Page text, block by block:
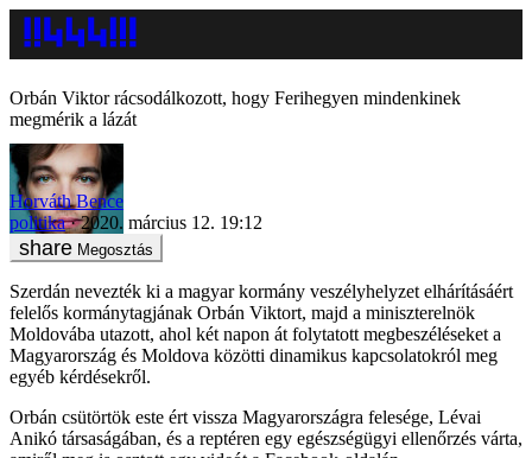
Orbán Viktor rácsodálkozott, hogy Ferihegyen mindenkinek
megmérik a lázát
Horváth Bence
politika
2020. március 12. 19:12
Megosztás
Szerdán nevezték ki a magyar kormány veszélyhelyzet elhárításáért
felelős kormánytagjának Orbán Viktort, majd a miniszterelnök
Moldovába utazott, ahol két napon át folytatott megbeszéléseket a
Magyarország és Moldova közötti dinamikus kapcsolatokról meg
egyéb kérdésekről.
Orbán csütörtök este ért vissza Magyarországra felesége, Lévai
Anikó társaságában, és a reptéren egy egészségügyi ellenőrzés várta,